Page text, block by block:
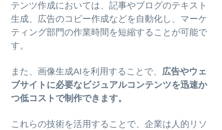
テンツ作成においては、記事やブログのテキスト
生成、広告のコピー作成などを自動化し、マーケ
ティング部門の作業時間を短縮することが可能で
す。
また、画像生成AIを利用することで、 広告やウェ
ブサイトに必要なビジュアルコンテンツを迅速か
つ低コストで制作できます。
これらの技術を活用することで、企業は人的リソ